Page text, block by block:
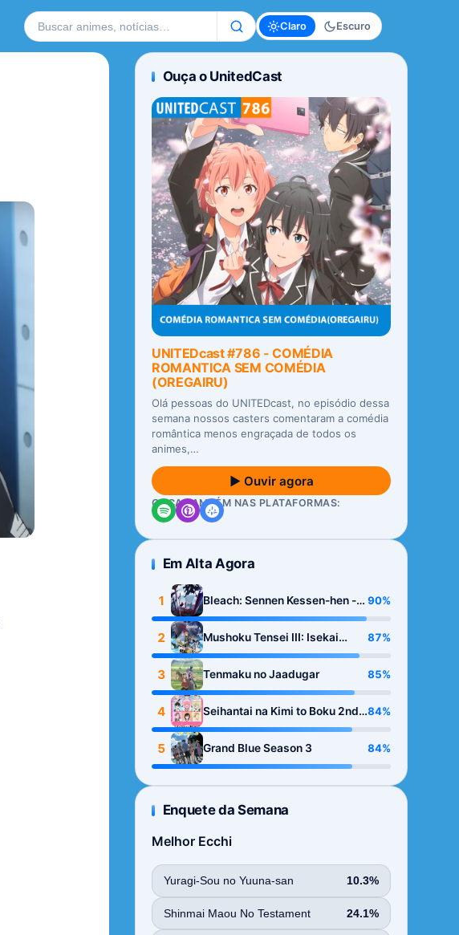
Buscar no site Claro Escuro
Ouça o UnitedCast
UNITEDcast #786 - COMÉDIA
ROMANTICA SEM COMÉDIA
(OREGAIRU)
Olá pessoas do UNITEDcast, no episódio dessa
semana nossos casters comentaram a comédia
romântica menos engraçada de todos os
animes,…
▶ Ouvir agora
OUÇA TAMBÉM NAS PLATAFORMAS:
Em Alta Agora
1
Bleach: Sennen Kessen-hen -
Kashin-tan
90%
2
Mushoku Tensei III: Isekai
Ittara Honki Dasu
87%
3 Tenmaku no Jaadugar 85%
4
Seihantai na Kimi to Boku 2nd
Season
84%
5 Grand Blue Season 3 84%
Enquete da Semana
Melhor Ecchi
Yuragi-Sou no Yuuna-san 10.3%
Shinmai Maou No Testament 24.1%